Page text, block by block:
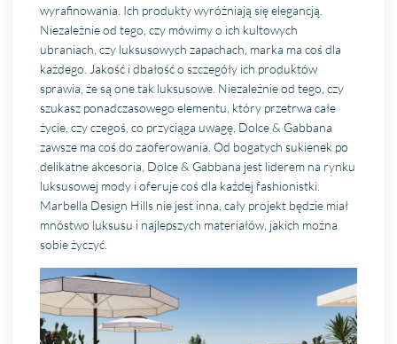
wyrafinowania. Ich produkty wyróżniają się elegancją.
Niezależnie od tego, czy mówimy o ich kultowych
ubraniach, czy luksusowych zapachach, marka ma coś dla
każdego. Jakość i dbałość o szczegóły ich produktów
sprawia, że są one tak luksusowe. Niezależnie od tego, czy
szukasz ponadczasowego elementu, który przetrwa całe
życie, czy czegoś, co przyciąga uwagę, Dolce & Gabbana
zawsze ma coś do zaoferowania. Od bogatych sukienek po
delikatne akcesoria, Dolce & Gabbana jest liderem na rynku
luksusowej mody i oferuje coś dla każdej fashionistki.
Marbella Design Hills nie jest inna, cały projekt będzie miał
mnóstwo luksusu i najlepszych materiałów, jakich można
sobie życzyć.